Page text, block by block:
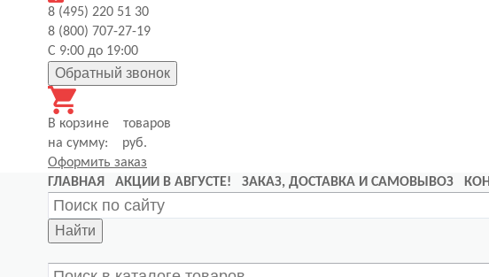
8 (495) 220 51 30
8 (800) 707-27-19
С 9:00 до 19:00
Обратный звонок
В корзине
товаров
на сумму:
руб.
Оформить заказ
ГЛАВНАЯ
АКЦИИ В АВГУСТЕ! ЗАКАЗ, ДОСТАВКА И САМОВЫВОЗ
Найти